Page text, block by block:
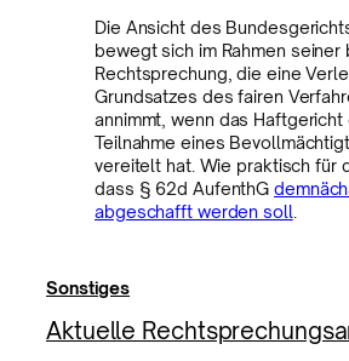
Die Ansicht des
bewegt sich im Rahmen seiner
Rechtsprechung, die eine
Grundsatzes des fairen
annimmt, wenn das Haftgericht
Teilnahme eines
vereitelt hat. Wie praktisch für
dass § 62d AufenthG
abgeschafft werden soll
Sonstiges
Aktuelle